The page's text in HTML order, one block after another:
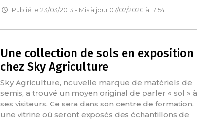
Publié le 23/03/2013 - Mis à jour 07/02/2020 à 17:54
Une collection de sols en exposition
chez Sky Agriculture
Sky Agriculture, nouvelle marque de matériels de
semis, a trouvé un moyen original de parler « sol » à
ses visiteurs. Ce sera dans son centre de formation,
une vitrine où seront exposés des échantillons de